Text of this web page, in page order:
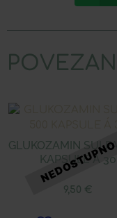
GLUKOZAMIN
KAPSULE Á 30
9,50 €